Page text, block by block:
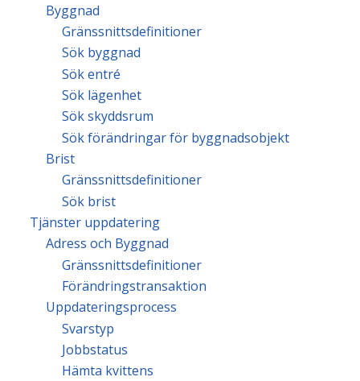
Byggnad
Gränssnittsdefinitioner
Sök byggnad
Sök entré
Sök lägenhet
Sök skyddsrum
Sök förändringar för byggnadsobjekt
Brist
Gränssnittsdefinitioner
Sök brist
Tjänster uppdatering
Adress och Byggnad
Gränssnittsdefinitioner
Förändringstransaktion
Uppdateringsprocess
Svarstyp
Jobbstatus
Hämta kvittens